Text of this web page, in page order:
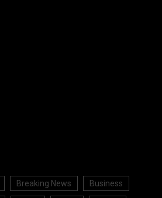
Breaking News Business